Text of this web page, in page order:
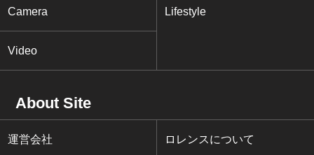
Camera Lifestyle
Video
About Site
運営会社 ロレンスについて